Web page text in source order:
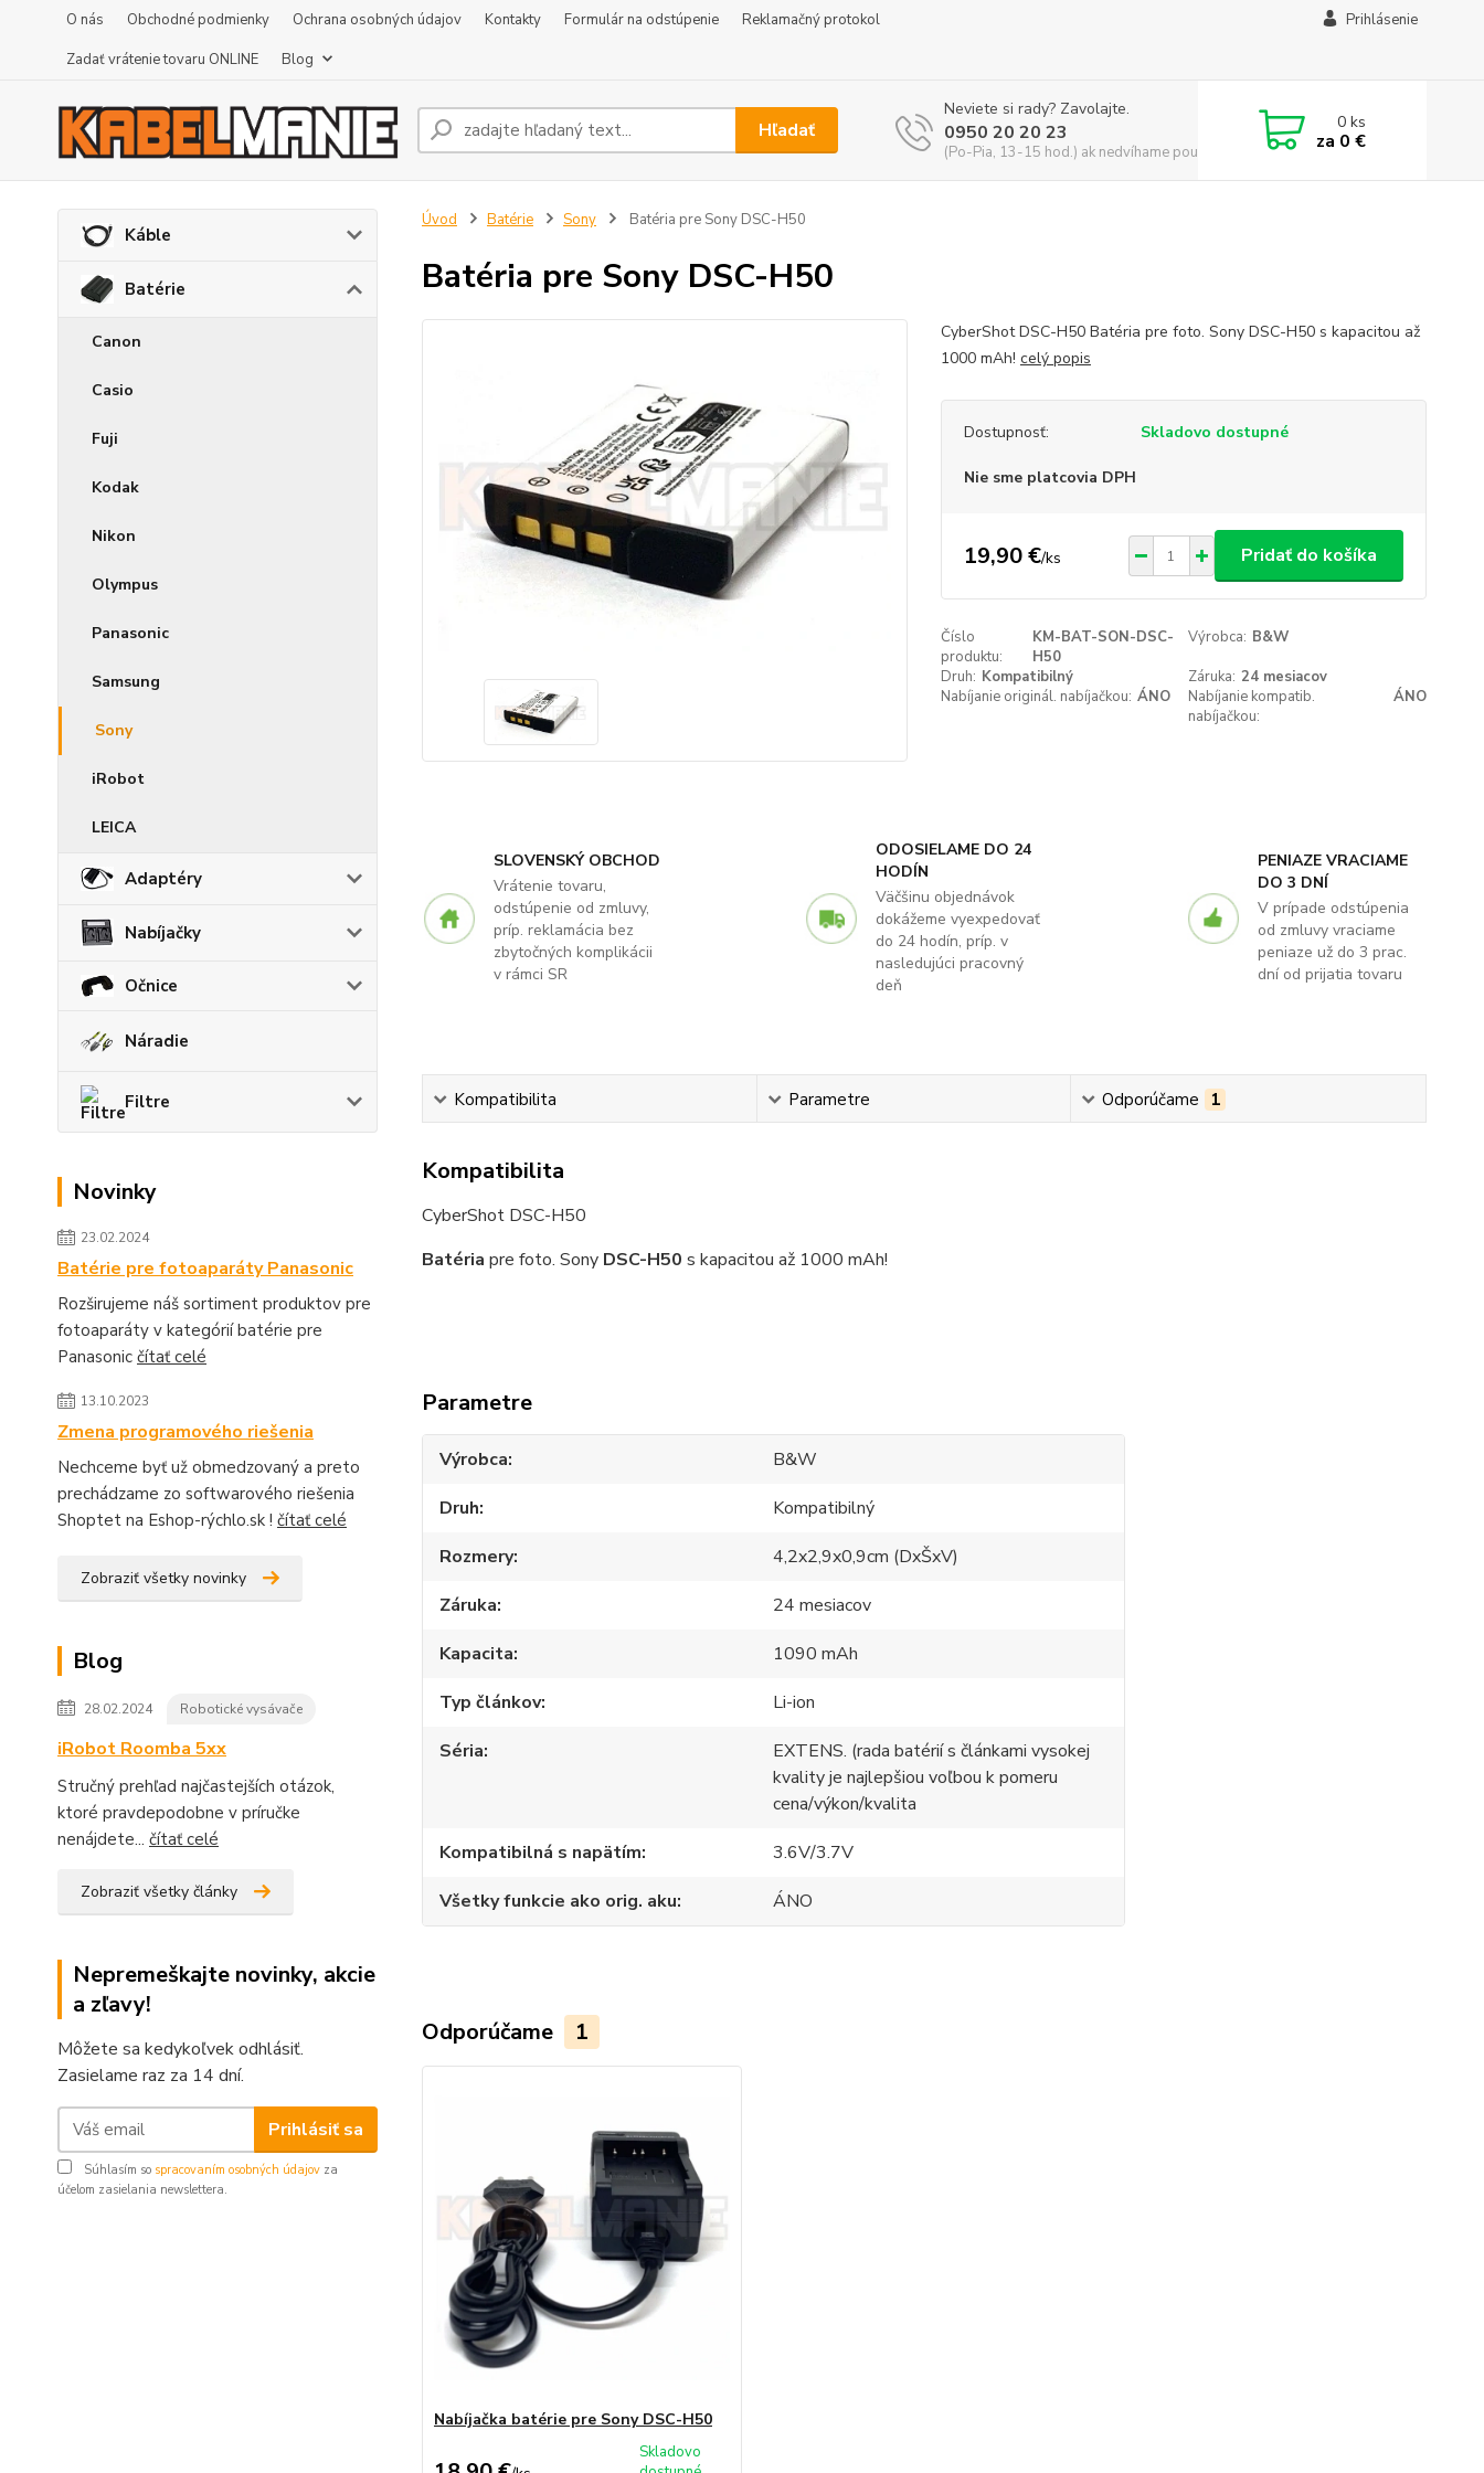
O nás Obchodné podmienky Ochrana osobných údajov Kontakty Formulár na odstúpenie
Reklamačný protokol
Zadať vrátenie tovaru ONLINE
Blog
Prihlásenie
Hľadať
Neviete si rady? Zavolajte.
0950 20 20 23
(Po-Pia, 13-15 hod.) ak nedvíhame použite CHATBOX
0ks
za 0 €
Káble
Batérie
Canon
Casio
Fuji
Kodak
Nikon
Olympus
Panasonic
Samsung
Sony
iRobot
LEICA
Adaptéry
Nabíjačky
Očnice
Náradie
Filtre
Novinky
23.02.2024
Batérie pre fotoaparáty Panasonic
Rozširujeme náš sortiment produktov pre
fotoaparáty v kategórií batérie pre
Panasonic čítať celé
13.10.2023
Zmena programového riešenia
Nechceme byť už obmedzovaný a preto
prechádzame zo softwarového riešenia
Shoptet na Eshop-rýchlo.sk ! čítať celé
Zobraziť všetky novinky
Blog
28.02.2024 Robotické vysávače
iRobot Roomba 5xx
Stručný prehľad najčastejších otázok,
ktoré pravdepodobne v príručke
nenájdete... čítať celé
Zobraziť všetky články
Nepremeškajte novinky, akcie
a zľavy!
Môžete sa kedykoľvek odhlásiť.
Zasielame raz za 14 dní.
Prihlásiť sa
Súhlasím so spracovaním osobných údajov za
účelom zasielania newslettera.
Úvod Batérie Sony Batéria pre Sony DSC-H50
Batéria pre Sony DSC-H50
CyberShot DSC-H50 Batéria pre foto. Sony DSC-H50 s kapacitou až
1000 mAh! celý popis
Dostupnosť: Skladovo dostupné
Nie sme platcovia DPH
19,90 €/ks Pridať do košíka
Číslo
produktu:
KM-BAT-SON-DSC-
H50
Výrobca: B&W
Druh: Kompatibilný Záruka: 24 mesiacov
Nabíjanie originál. nabíjačkou: ÁNO
Nabíjanie kompatib.
nabíjačkou:
ÁNO
SLOVENSKÝ OBCHOD
Vrátenie tovaru,
odstúpenie od zmluvy,
príp. reklamácia bez
zbytočných komplikácii
v rámci SR
ODOSIELAME DO 24
HODÍN
Väčšinu objednávok
dokážeme vyexpedovať
do 24 hodín, príp. v
nasledujúci pracovný
deň
PENIAZE VRACIAME
DO 3 DNÍ
V prípade odstúpenia
od zmluvy vraciame
peniaze už do 3 prac.
dní od prijatia tovaru
Kompatibilita Parametre Odporúčame 1
Kompatibilita
CyberShot DSC-H50
Batéria pre foto. Sony DSC-H50 s kapacitou až 1000 mAh!
Parametre
Výrobca
B&W
Druh
Kompatibilný
Rozmery
4,2x2,9x0,9cm (DxŠxV)
Záruka
24 mesiacov
Kapacita
1090 mAh
Typ článkov
Li-ion
Séria
EXTENS. (rada batérií s článkami vysokej
kvality je najlepšiou voľbou k pomeru
cena/výkon/kvalita
Kompatibilná s napätím
3.6V/3.7V
Všetky funkcie ako orig. aku
ÁNO
Odporúčame 1
Nabíjačka batérie pre Sony DSC-H50
Skladovo